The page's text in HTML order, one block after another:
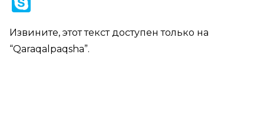
Извините, этот текст доступен только на
“Qaraqalpaqsha”.